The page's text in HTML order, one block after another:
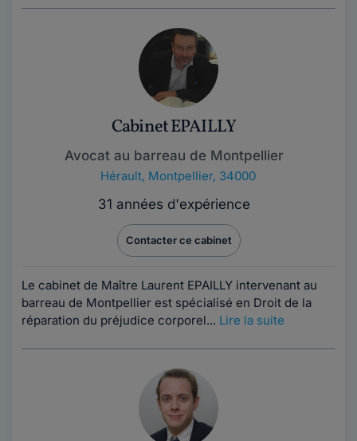
Cabinet EPAILLY
Avocat au barreau de Montpellier
Hérault, Montpellier, 34000
31 années d'expérience
Contacter ce cabinet
Le cabinet de Maître Laurent EPAILLY intervenant au
barreau de Montpellier est spécialisé en Droit de la
réparation du préjudice corporel... Lire la suite